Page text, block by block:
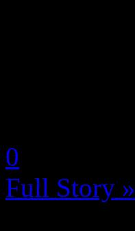
0
Full Story »